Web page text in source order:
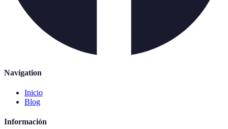
Navigation
Inicio
Blog
Información